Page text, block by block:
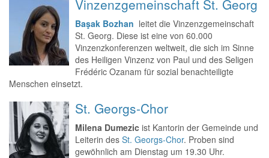
Vinzenzgemeinschaft St. Georg
Başak Bozhan leitet die Vinzenzgemeinschaft
St. Georg. Diese ist eine von 60.000
Vinzenzkonferenzen weltweit, die sich im Sinne
des Heiligen Vinzenz von Paul und des Seligen
Frédéric Ozanam für sozial benachteiligte
Menschen einsetzt.
St. Georgs-Chor
Milena Dumezic ist Kantorin der Gemeinde und
Leiterin des St. Georgs-Chor. Proben sind
gewöhnlich am Dienstag um 19.30 Uhr.